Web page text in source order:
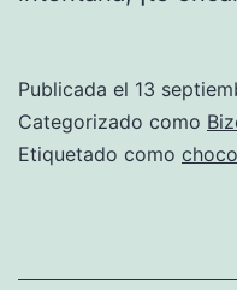
Publicada el 13
Categorizado como
Etiquetado como